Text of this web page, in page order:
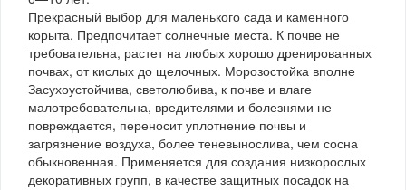
Прекрасный выбор для маленького сада и каменного
корыта. Предпочитает солнечные места. К почве не
требовательна, растет на любых хорошо дренированных
почвах, от кислых до щелочных. Морозостойка вполне
Засухоустойчива, светолюбива, к почве и влаге
малотребовательна, вредителями и болезнями не
повреждается, переносит уплотнение почвы и
загрязнение воздуха, более теневынослива, чем сосна
обыкновенная. Применяется для создания низкорослых
декоративных групп, в качестве защитных посадок на